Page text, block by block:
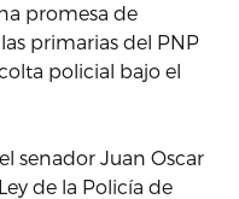
promesa de
primarias del PNP
policial bajo el
senador Juan Oscar
de la Policía de